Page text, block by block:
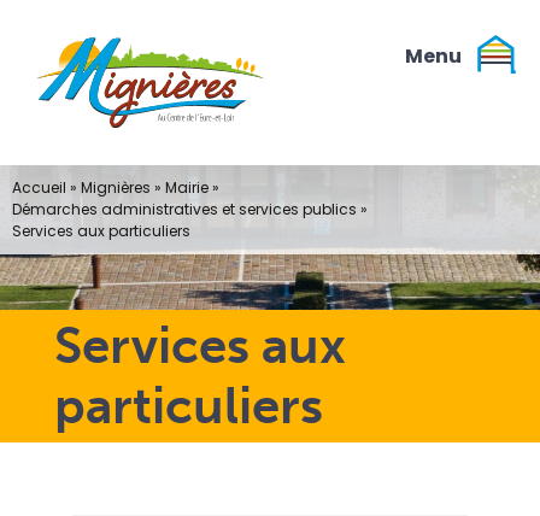
contenu
Services aux
particuliers
Accueil » Mignières » Mairie»
Démarches administratives et services publics »
Services aux particuliers